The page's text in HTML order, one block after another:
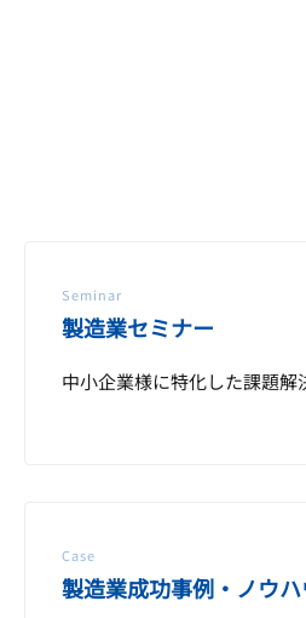
Seminar
製造業セミナー
中小企業様に特化した課題解
Case
製造業成功事例・ノウハ